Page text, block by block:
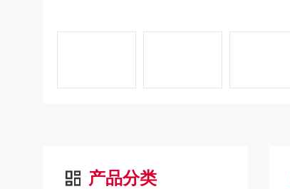
产品分类